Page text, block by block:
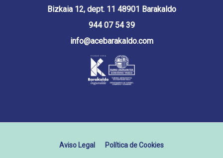
Bizkaia 12, dept. 11 48901 Barakaldo
944 07 54 39
info@acebarakaldo.com
Aviso Legal Política de Cookies